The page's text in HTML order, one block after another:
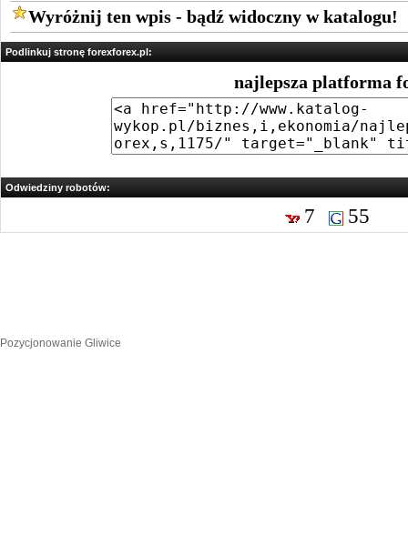
Wyróżnij ten wpis - bądź widoczny w katalogu!
Podlinkuj stronę forexforex.pl:
najlepsza platforma
Odwiedziny robotów:
7 55
Pozycjonowanie Gliwice